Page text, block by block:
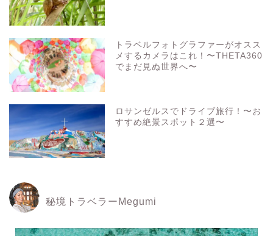
トラベルフォトグラファーがオスス
メするカメラはこれ！〜THETA360
でまだ見ぬ世界へ〜
ロサンゼルスでドライブ旅行！〜お
すすめ絶景スポット２選〜
秘境トラベラーMegumi